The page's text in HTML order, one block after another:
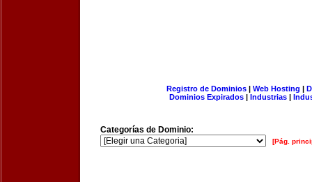
Registro de Dominios| Web Hosting |
Dominios Expirados | Industrias |
Categorías de Dominio:
[Pág.